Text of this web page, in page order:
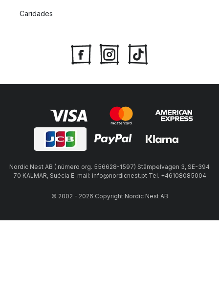
Caridades
Nordic Nest AB ( número org. 556628-1597) Stämpelvägen 3, SE-394
70 KALMAR, Suécia E-mail: info@nordicnest.pt Tel. +46108085004
© 2002 - 2026 Copyright Nordic Nest AB